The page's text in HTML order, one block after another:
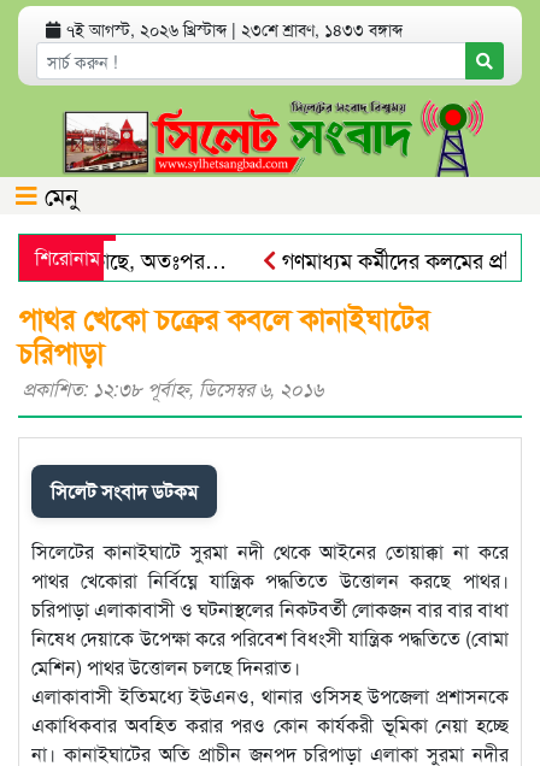
৭ই আগস্ট, ২০২৬ খ্রিস্টাব্দ | ২৩শে শ্রাবণ, ১৪৩৩ বঙ্গাব্দ
মেনু
শিরোনামকাছে, অতঃপর…
গণমাধ্যম কর্মীদের কলমের প্রতিটি
সিলেটে হামের উপসর্গে আরও ২ শিশুর মৃত্যু, হাসপাতালে
পাথর খেকো চক্রের কবলে কানাইঘাটের
চরিপাড়া
প্রকাশিত: ১২:৩৮ পূর্বাহ্ণ, ডিসেম্বর ৬, ২০১৬
সিলেট সংবাদ ডটকম
সিলেটের কানাইঘাটে সুরমা নদী থেকে আইনের তোয়াক্কা না করে
পাথর খেকোরা নির্বিঘ্নে যান্ত্রিক পদ্ধতিতে উত্তোলন করছে পাথর।
চরিপাড়া এলাকাবাসী ও ঘটনাস্থলের নিকটবর্তী লোকজন বার বার বাধা
নিষেধ দেয়াকে উপেক্ষা করে পরিবেশ বিধংসী যান্ত্রিক পদ্ধতিতে (বোমা
মেশিন) পাথর উত্তোলন চলছে দিনরাত।
এলাকাবাসী ইতিমধ্যে ইউএনও, থানার ওসিসহ উপজেলা প্রশাসনকে
একাধিকবার অবহিত করার পরও কোন কার্যকরী ভূমিকা নেয়া হচ্ছে
না। কানাইঘাটের অতি প্রাচীন জনপদ চরিপাড়া এলাকা সুরমা নদীর